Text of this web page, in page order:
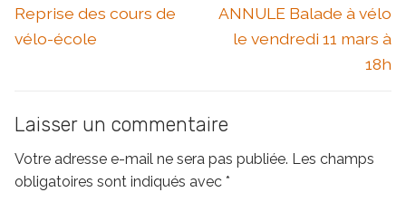
de
l’article
Previous
post:
Reprise des cours de
vélo-école
Next
post:
ANNULE Balade à vélo
le vendredi 11 mars à
18h
Laisser un commentaire
Votre adresse e-mail ne sera pas publiée. Les champs
obligatoires sont indiqués avec *